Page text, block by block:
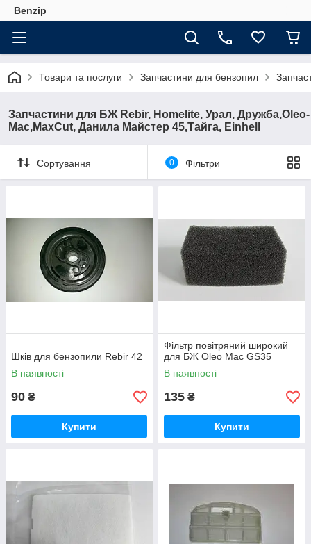
Benzip
Товари та послуги Запчастини для бензопил
Запчастини для БЖ Rebir, Homelite, Урал, Дружба,Oleo-
Mac,MaxCut, Данила Майстер 45,Тайга, Einhell
Сортування 0 Фільтри
Шків для бензопили Rebir 42
В наявності
90 ₴
Купити
Фільтр повітряний широкий
для БЖ Oleo Mac GS35
В наявності
135 ₴
Купити